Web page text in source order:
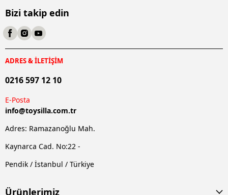
Bizi takip edin
ADRES & İLETİŞİM
0216 597 12 10
E-Posta
info@toysilla.com.tr
Adres: Ramazanoğlu Mah.
Kaynarca Cad. No:22 -
Pendik / İstanbul / Türkiye
Ürünlerimiz